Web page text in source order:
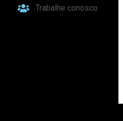
Trabalhe conosco